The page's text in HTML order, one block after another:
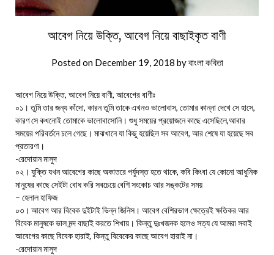
আবেগ নিয়ে উক্তি, আবেগ নিয়ে বাছাইকৃত বাণী
Posted on December 19, 2018 byবাংলা কবিতা
আবেগ নিয়ে উক্তি, আবেগ নিয়ে বাণী, আবেগের বাণীঃ
০১। তুমি তার জন্য কাঁদো, কারন তুমি তাকে এখনও ভালোবাস, তোমার কান্না দেখে সে হাসে,
কারণ সে কখনোই তোমাকে ভালোবাসোনি। শুধু সময়ের প্রয়োজনে কাছে এসেছিলে,আবার
সময়ের পরিবর্তনে চলে গেছে। মাঝখানে যা কিছু হয়েছিল সব আবেগ, আর শেষে যা হয়েছে সব
প্রতারণা।
-রেদোয়ান মাসুদ
০২। যুক্তি যখন আবেগের কাছে অকাতরে পর্যুদস্ত হতে থাকে, কবি কিংবা যে কোনো আধুনিক
মানুষের কাছে সেইটা বোধ করি সবচেয়ে বেশি সংকোচ আর সঙ্কটের সময়
– হেলাল হাফিজ
০৩। আবেগ আর বিবেক দুইটাই ভিন্ন জিনিস। আবেগ বেশিরভাগ ক্ষেত্রেই ক্ষতিকর আর
বিবেক মানুষকে ভাল মন্দ বাছাই করতে শিখায়। কিন্তু দুঃখজনক হলেও সত্য যে আমরা সবাই
আবেগের কাছে বিবেক হারাই, কিন্তু বিবেকের কাছে আবেগ হারাই না।
-রেদোয়ান মাসুদ